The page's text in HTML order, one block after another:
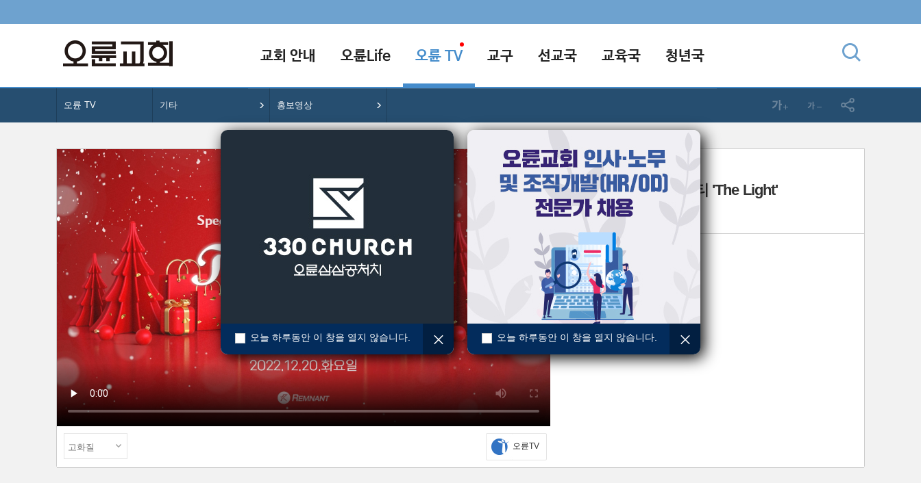
교회 안내 오륜Life 오륜 TV 교구 선교국 교육국 청년국
오륜 TV 기타 홍보영상
오륜TV
[2022-11-27] 홍보영상
램넌트크리스마스파티 'The Light'
램넌트워십
오늘 하루동안 이 창을 열지 않습니다. 오늘 하루동안 이 창을 열지 않습니다.